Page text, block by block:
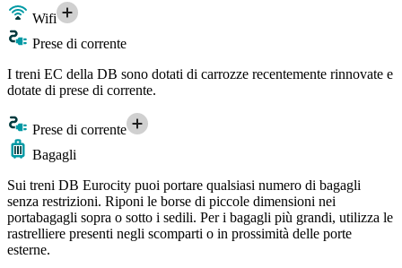
Wifi
Prese di corrente
I treni EC della DB sono dotati di carrozze recentemente rinnovate e
dotate di prese di corrente.
Prese di corrente
Bagagli
Sui treni DB Eurocity puoi portare qualsiasi numero di bagagli
senza restrizioni. Riponi le borse di piccole dimensioni nei
portabagagli sopra o sotto i sedili. Per i bagagli più grandi, utilizza le
rastrelliere presenti negli scomparti o in prossimità delle porte
esterne.